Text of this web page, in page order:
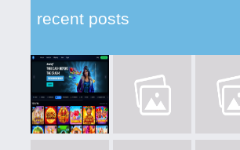
recent posts